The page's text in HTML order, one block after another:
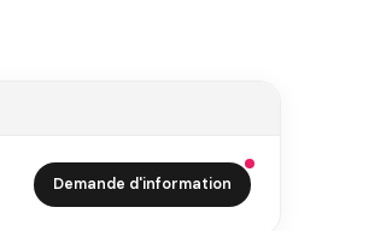
Demande d'information